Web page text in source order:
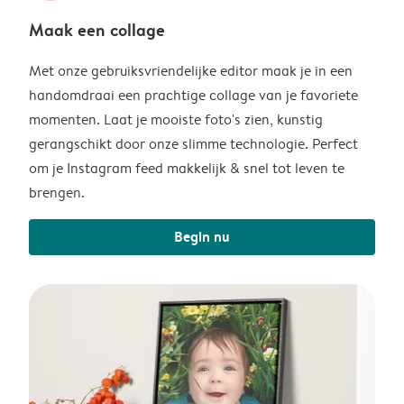
Maak een collage
Met onze gebruiksvriendelijke editor maak je in een
handomdraai een prachtige collage van je favoriete
momenten. Laat je mooiste foto's zien, kunstig
gerangschikt door onze slimme technologie. Perfect
om je Instagram feed makkelijk & snel tot leven te
brengen.
Begin nu